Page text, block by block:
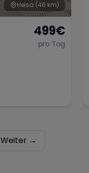
Helsa (46 km)
499€
pro Tag
Weiter →